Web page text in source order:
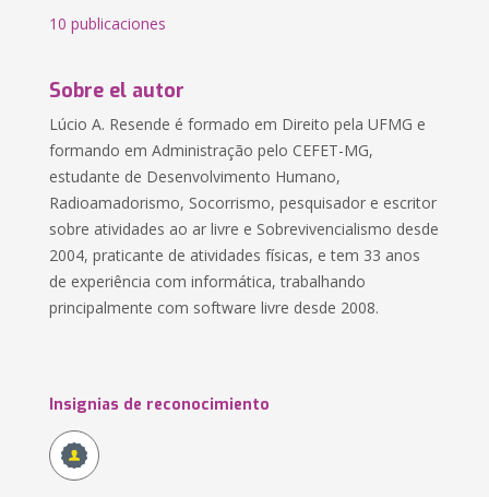
10 publicaciones
Sobre el autor
Lúcio A. Resende é formado em Direito pela UFMG e
formando em Administração pelo CEFET-MG,
estudante de Desenvolvimento Humano,
Radioamadorismo, Socorrismo, pesquisador e escritor
sobre atividades ao ar livre e Sobrevivencialismo desde
2004, praticante de atividades físicas, e tem 33 anos
de experiência com informática, trabalhando
principalmente com software livre desde 2008.
Insignias de reconocimiento